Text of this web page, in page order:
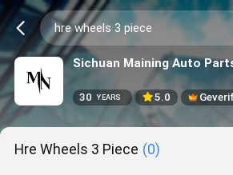
Sichuan Maining Auto
30 YEARS 5.0
Hre Wheels 3 Piece (0)